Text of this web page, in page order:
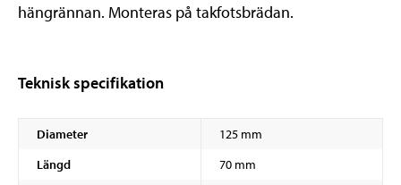
hängrännan. Monteras på takfotsbrädan.
Teknisk specifikation
Diameter
125 mm
Längd
70 mm